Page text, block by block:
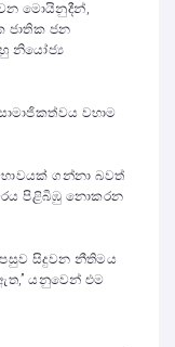
වන මොයිනුදීන්,
ජාතික ජන
නියෝජ්‍ය
වහාම
ගන්නා බවත්
පිළිබිඹු නොකරන
සිදුවන නීතිමය
යනුවෙන් එම